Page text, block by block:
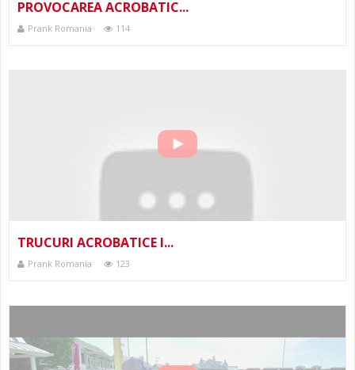
PROVOCAREA ACROBATIC...
Prank Romania 114
TRUCURI ACROBATICE I...
Prank Romania 123